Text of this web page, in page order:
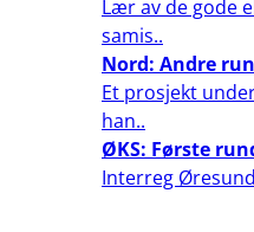
Lær av de gode
samis..
Nord: Andre
Et prosjekt
han..
ØKS: Første
Interreg